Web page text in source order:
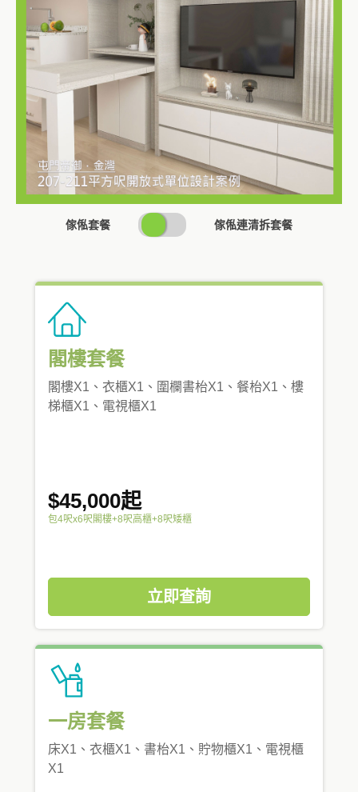
傢俬套餐
SWITCH
PRICING
傢俬連清拆套餐
閣樓套餐
閣樓X1、衣櫃X1、圍欄書枱X1、餐枱X1、樓
梯櫃X1、電視櫃X1
$45,000起
包4呎x6呎閣樓+8呎高櫃+8呎矮櫃
立即查詢
一房套餐
床X1、衣櫃X1、書枱X1、貯物櫃X1、電視櫃
X1